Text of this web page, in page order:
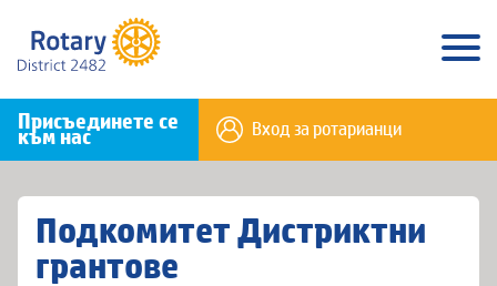
Присъединете се
към нас Вход за ротарианци
Подкомитет Дистриктни
грантове